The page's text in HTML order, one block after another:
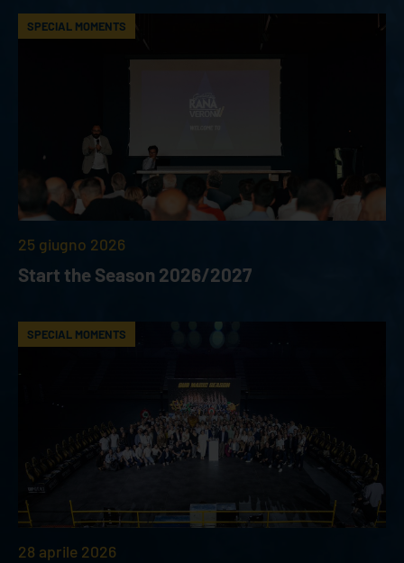
SPECIAL MOMENTS
25 giugno 2026
Start the Season 2026/2027
SPECIAL MOMENTS
28 aprile 2026